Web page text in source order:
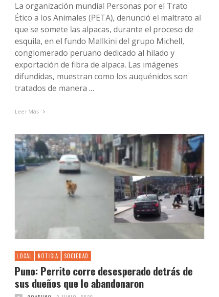
La organización mundial Personas por el Trato
Ético a los Animales (PETA), denunció el maltrato al
que se somete las alpacas, durante el proceso de
esquila, en el fundo Mallkini del grupo Michell,
conglomerado peruano dedicado al hilado y
exportación de fibra de alpaca. Las imágenes
difundidas, muestran como los auquénidos son
tratados de manera …
Leer Más
LOCAL NOTICIA SOCIEDAD
Puno: Perrito corre desesperado detrás de
sus dueños que lo abandonaron